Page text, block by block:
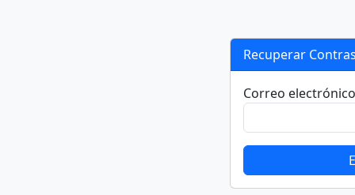
Recuperar
Correo electrónico